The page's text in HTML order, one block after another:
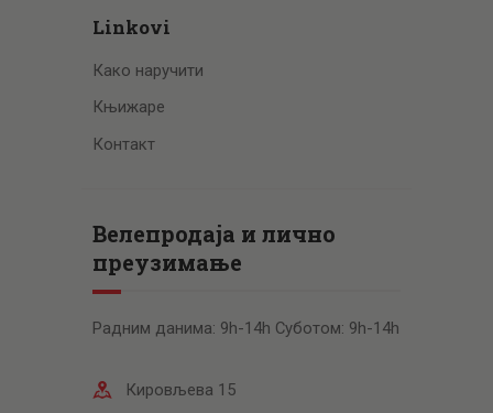
Linkovi
Како наручити
Књижаре
Контакт
Велепродаја и лично
преузимање
Радним данима: 9h-14h Суботом: 9h-14h
Кировљева 15